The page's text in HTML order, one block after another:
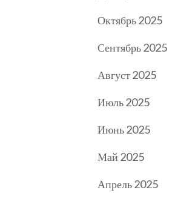
Октябрь 2025
Сентябрь 2025
Август 2025
Июль 2025
Июнь 2025
Май 2025
Апрель 2025